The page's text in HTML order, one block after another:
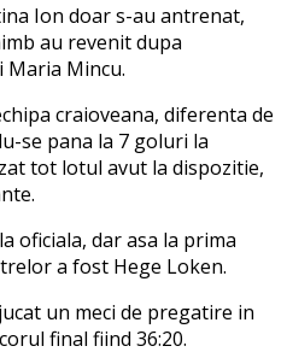
Ion doar s-au antrenat,
au revenit dupa
Maria Mincu.
craioveana, diferenta de
se pana la 7 goluri la
tot lotul avut la dispozitie,
oficiala, dar asa la prima
a fost Hege Loken.
un meci de pregatire in
final fiind 36:20.